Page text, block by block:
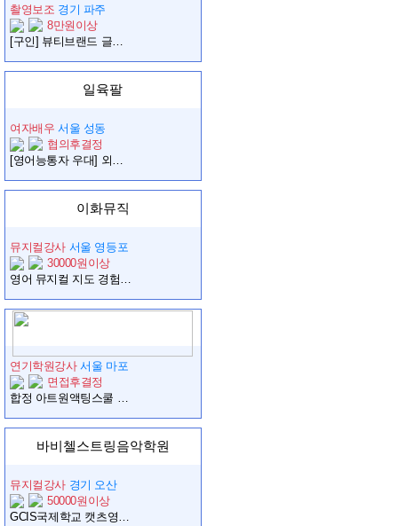
촬영보조 경기 파주
8만원이상
[구인] 뷰티브랜드 글로벌 캠페인 영상 보조출연자/엑스트라 모집
일육팔
여자배우 서울 성동
협의후결정
[영어능통자 우대] 외국인과 함께 산책하는 프로그램 진행자 모집
이화뮤직
뮤지컬강사 서울 영등포
30000원이상
영어 뮤지컬 지도 경험이 있으신 뮤지컬 또는 연기 전공 여자 선생님 모십니다.
연기학원강사 서울 마포
면접후결정
합정 아트원액팅스쿨 연기학원 시간 강사 모집합니다.
바비첼스트링음악학원
뮤지컬강사 경기 오산
50000원이상
GCIS국제학교 캣츠영어뮤지컬 안무, 보컬강사 구인